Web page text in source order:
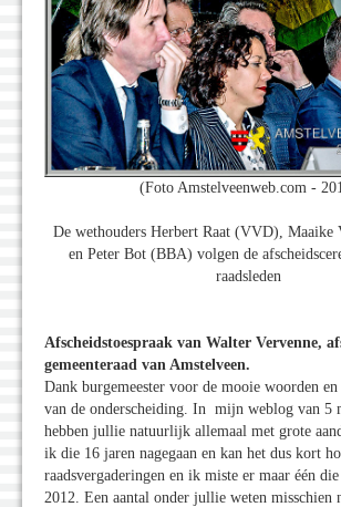
(Foto Amstelveenweb.com -
De wethouders Herbert Raat (VVD), Maaike
en Peter Bot (BBA) volgen de
raadsleden
Afscheidstoespraak van Walter Vervenne,
gemeenteraad van Amstelveen.
Dank burgemeester voor de mooie woorden en
van de onderscheiding. In mijn weblog van 5
hebben jullie natuurlijk allemaal met grote
ik die 16 jaren nagegaan en kan het dus kort
raadsvergaderingen en ik miste er maar één
2012. Een aantal onder jullie weten misschien